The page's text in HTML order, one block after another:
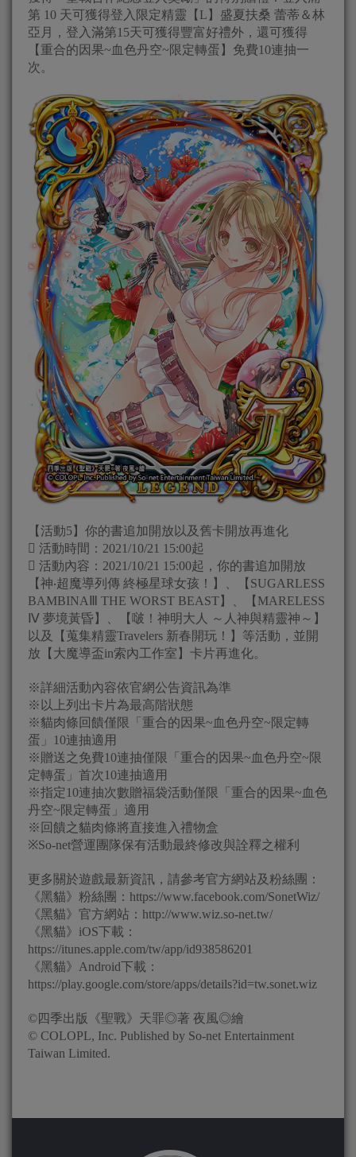
第 10 天可獲得登入限定精靈【L】盛夏扶桑 蕾蒂＆林
亞月，登入滿第15天可獲得豐富好禮外，還可獲得
【重合的因果~血色丹空~限定轉蛋】免費10連抽一
次。
【活動5】你的書追加開放以及舊卡開放再進化
 活動時間：2021/10/21 15:00起
 活動內容：2021/10/21 15:00起，你的書追加開放
【神‧超魔導列傳 終極星球女孩！】、【SUGARLESS
BAMBINAⅢ THE WORST BEAST】、【MARELESS
Ⅳ 夢境黃昏】、【啵！神明大人 ～人神與精靈神～】
以及【蒐集精靈Travelers 新春開玩！】等活動，並開
放【大魔導盃in索內工作室】卡片再進化。
※詳細活動內容依官網公告資訊為準
※以上列出卡片為最高階狀態
※貓肉條回饋僅限「重合的因果~血色丹空~限定轉
蛋」10連抽適用
※贈送之免費10連抽僅限「重合的因果~血色丹空~限
定轉蛋」首次10連抽適用
※指定10連抽次數贈福袋活動僅限「重合的因果~血色
丹空~限定轉蛋」適用
※回饋之貓肉條將直接進入禮物盒
※So-net營運團隊保有活動最終修改與詮釋之權利
更多關於遊戲最新資訊，請參考官方網站及粉絲團：
《黑貓》粉絲團：https://www.facebook.com/SonetWiz/
《黑貓》官方網站：http://www.wiz.so-net.tw/
《黑貓》iOS下載：
https://itunes.apple.com/tw/app/id938586201
《黑貓》Android下載：
https://play.google.com/store/apps/details?id=tw.sonet.wiz
©四季出版《聖戰》天罪◎著 夜風◎繪
© COLOPL, Inc. Published by So-net Entertainment
Taiwan Limited.